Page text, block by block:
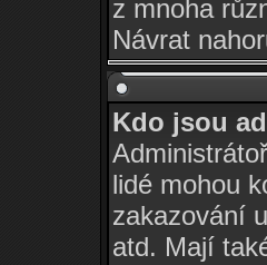
z mnoha
Návrat
Kdo jsou
lidé mohou
zakazování
atd. Mají